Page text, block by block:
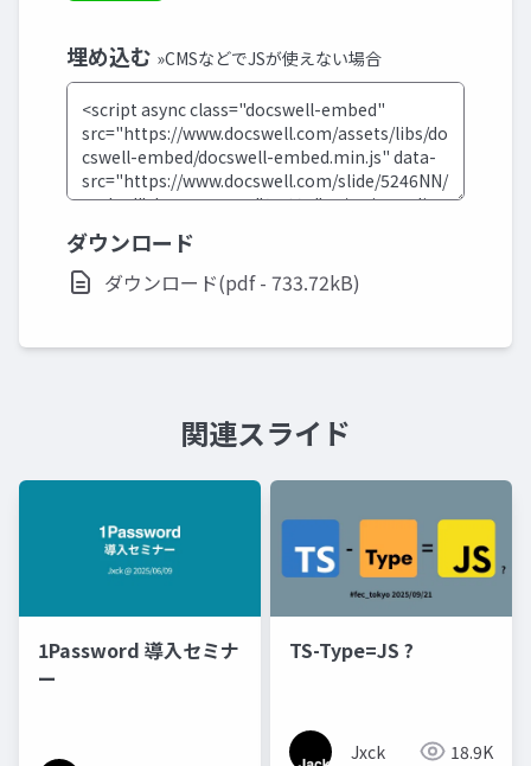
埋め込む »CMSなどでJSが使えない場合
ダウンロード
ダウンロード(pdf - 733.72kB)
関連スライド
1Password 導入セミナ
ー
TS-Type=JS ?
Jxck 18.9K